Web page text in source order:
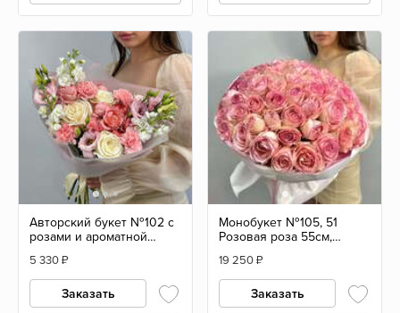
Авторский букет №102 с
розами и ароматной
5 330₽
Заказать
Монобукет №105, 51
Розовая роза 55см,
19 250₽
Заказать